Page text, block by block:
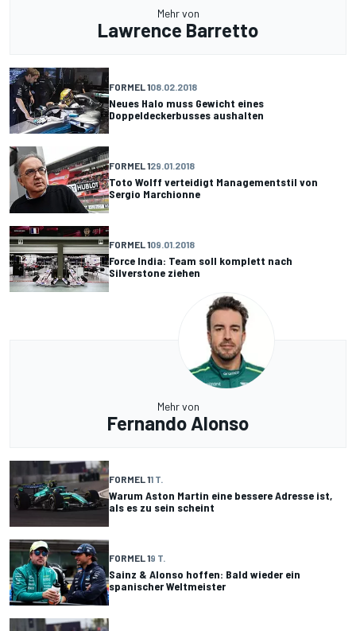
Mehr von
Lawrence Barretto
FORMEL 108.02.2018
Neues Halo muss Gewicht eines
Doppeldeckerbusses aushalten
FORMEL 129.01.2018
Toto Wolff verteidigt Managementstil von
Sergio Marchionne
FORMEL 109.01.2018
Force India: Team soll komplett nach
Silverstone ziehen
Mehr von
Fernando Alonso
FORMEL 11 T.
Warum Aston Martin eine bessere Adresse ist,
als es zu sein scheint
FORMEL 19 T.
Sainz & Alonso hoffen: Bald wieder ein
spanischer Weltmeister